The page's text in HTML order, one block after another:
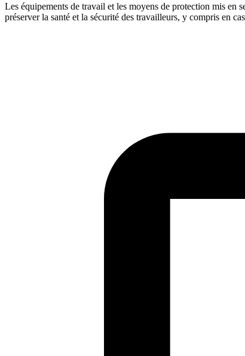
Les équipements de travail et les moyens de protection mis en
préserver la santé et la sécurité des travailleurs, y compris en